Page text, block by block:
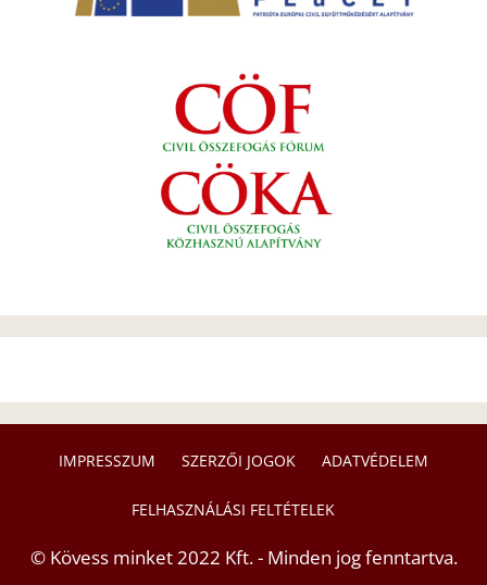
IMPRESSZUM SZERZŐI JOGOK ADATVÉDELEM
FELHASZNÁLÁSI FELTÉTELEK
© Kövess minket 2022 Kft. - Minden jog fenntartva.